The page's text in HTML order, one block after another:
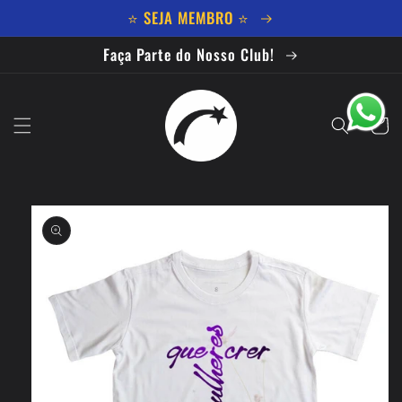
conteúdo
⭐ SEJA MEMBRO ⭐
Faça Parte do Nosso Club!
informações
do produto